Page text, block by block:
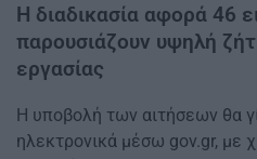
Η διαδικασία αφορά 46
παρουσιάζουν υψηλή
εργασίας
Η υποβολή των αιτήσεων θα
ηλεκτρονικά μέσω gov.gr, με